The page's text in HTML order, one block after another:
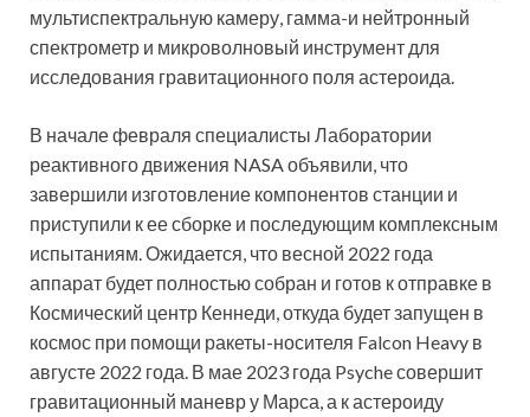
мультиспектральную камеру, гамма-и нейтронный
спектрометр и микроволновый инструмент для
исследования гравитационного поля астероида.
В начале февраля специалисты Лаборатории
реактивного движения NASA объявили, что
завершили изготовление компонентов станции и
приступили к ее сборке и последующим комплексным
испытаниям. Ожидается, что весной 2022 года
аппарат будет полностью собран и готов к отправке в
Космический центр Кеннеди, откуда будет запущен в
космос при помощи ракеты-носителя Falcon Heavy в
августе 2022 года. В мае 2023 года Psyche совершит
гравитационный маневр у Марса, а к астероиду